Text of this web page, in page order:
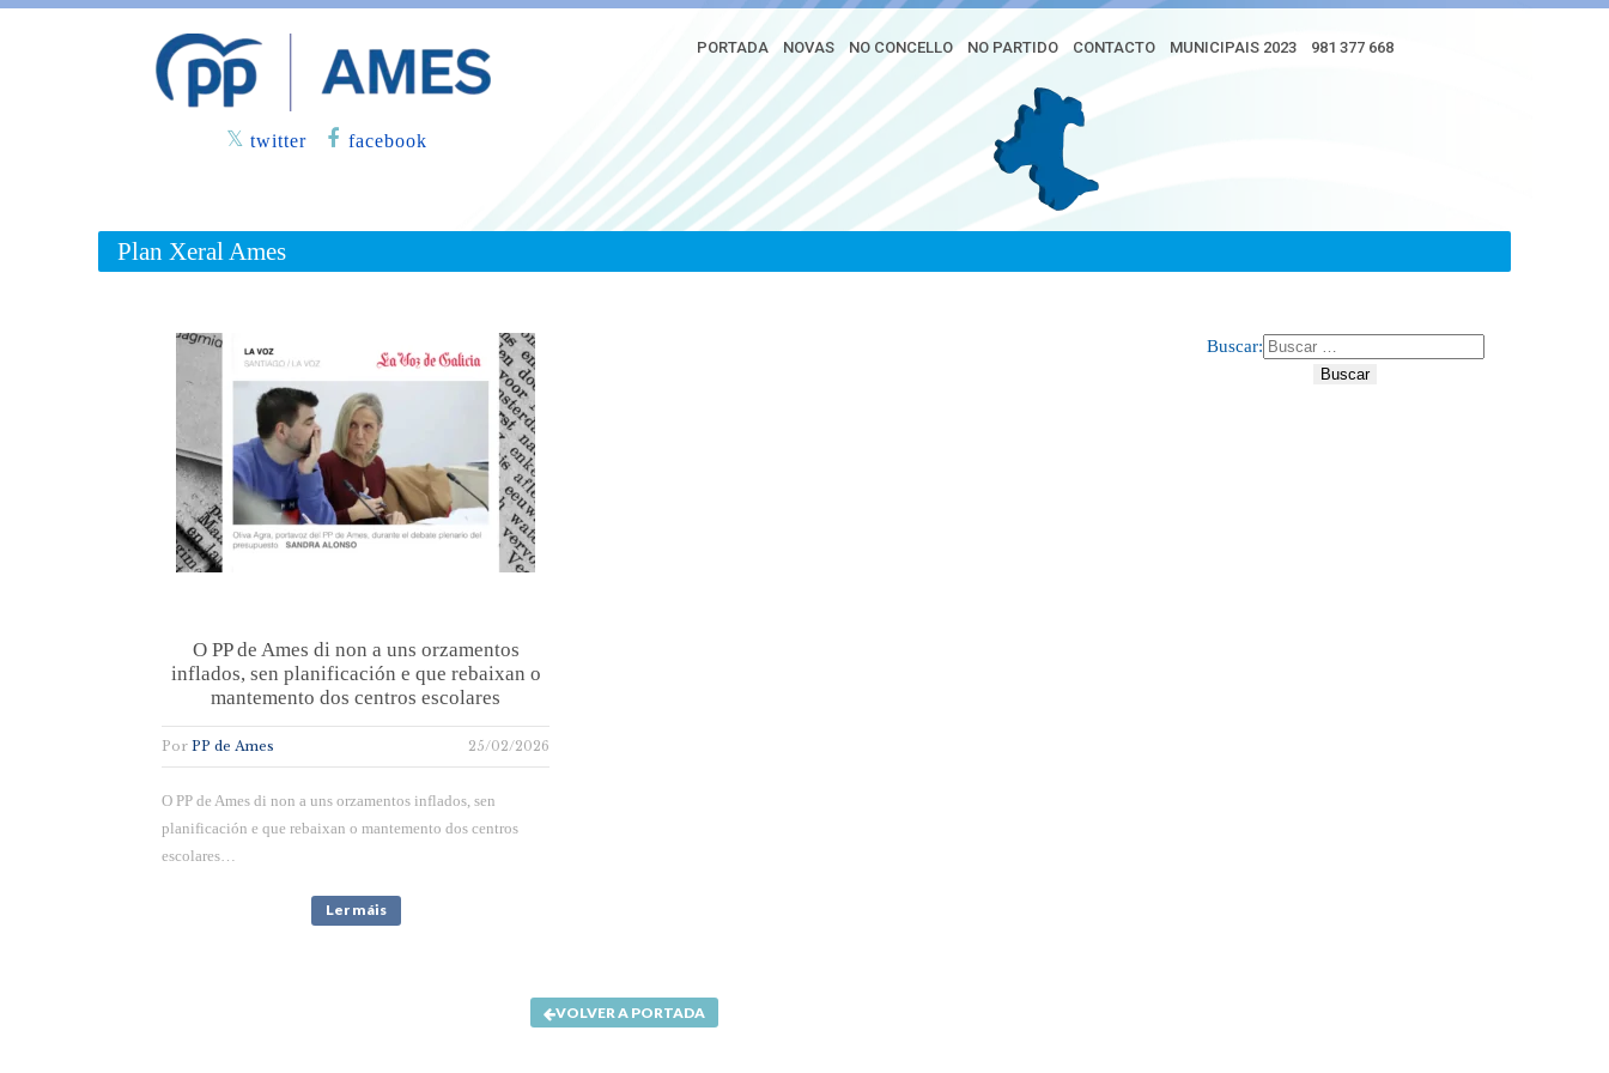
twitter facebook
PORTADA NOVAS NO CONCELLO NO PARTIDO CONTACTO MUNICIPAIS 2023 981 377 668
Plan Xeral Ames
O PP de Ames di non a uns orzamentos
inflados, sen planificación e que rebaixan o
mantemento dos centros escolares
Por PP de Ames 25/02/2026
O PP de Ames di non a uns orzamentos inflados, sen
planificación e que rebaixan o mantemento dos centros
escolares…
Ler máis
VOLVER A PORTADA
Buscar: